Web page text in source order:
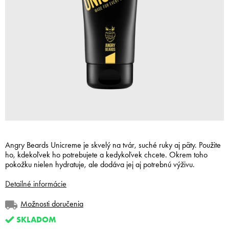
SKLADOM
Možnosti doručenia
Angry Beards Unicreme je skvelý na tvár, suché ruky aj päty. Použite
ho, kdekoľvek ho potrebujete a kedykoľvek chcete. Okrem toho
pokožku nielen hydratuje, ale dodáva jej aj potrebnú výživu.
Detailné informácie